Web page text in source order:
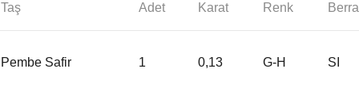
Taş Adet Karat Renk
Pembe Safir 1 0,13 G-H SI